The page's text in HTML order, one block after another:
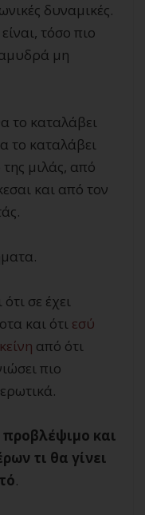
δυναμικές.
τόσο πιο
αμυδρά μη
το καταλάβει
το καταλάβει
μιλάς, από
και από τον
σε έχει
και ότι εσύ
από ότι
πιο
προβλέψιμο και
τι θα γίνει
.